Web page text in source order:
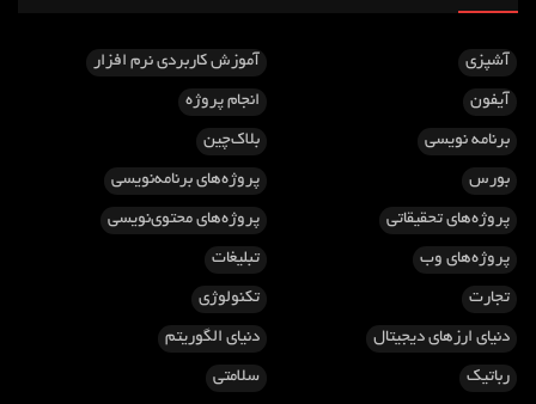
آشپزی آموزش کاربردی نرم افزار
آیفون انجام پروژه
برنامه نویسی بلاک‌چین
بورس پروژه‌های برنامه‌نویسی
پروژه‌های تحقیقاتی پروژه‌های محتوی‌نویسی
پروژه‌های وب تبلیغات
تجارت تکنولوژی
دنیای ارزهای دیجیتال دنیای الگوریتم
رباتیک سلامتی